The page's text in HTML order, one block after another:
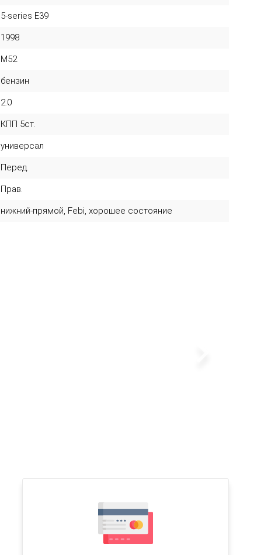
5-series E39
1998
M52
бензин
2.0
КПП 5ст.
универсал
Перед.
Прав.
нижний-прямой, Febi, хорошее состояние